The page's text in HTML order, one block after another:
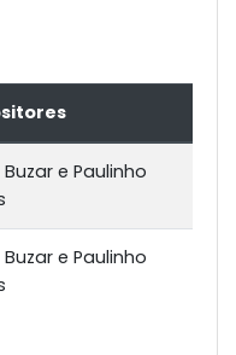
e Paulinho
e Paulinho